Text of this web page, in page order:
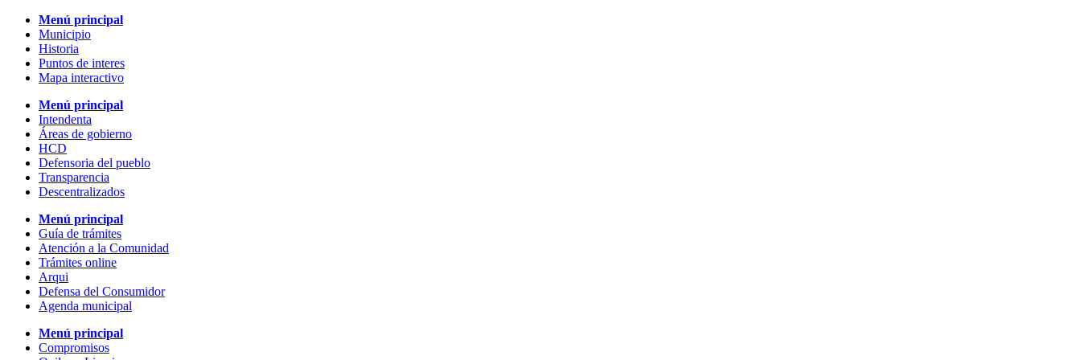
Menú principal
Municipio
Historia
Puntos de interes
Mapa interactivo
Menú principal
Intendenta
Áreas de gobierno
HCD
Defensoria del pueblo
Transparencia
Descentralizados
Menú principal
Guía de trámites
Atención a la Comunidad
Trámites online
Arqui
Defensa del Consumidor
Agenda municipal
Menú principal
Compromisos